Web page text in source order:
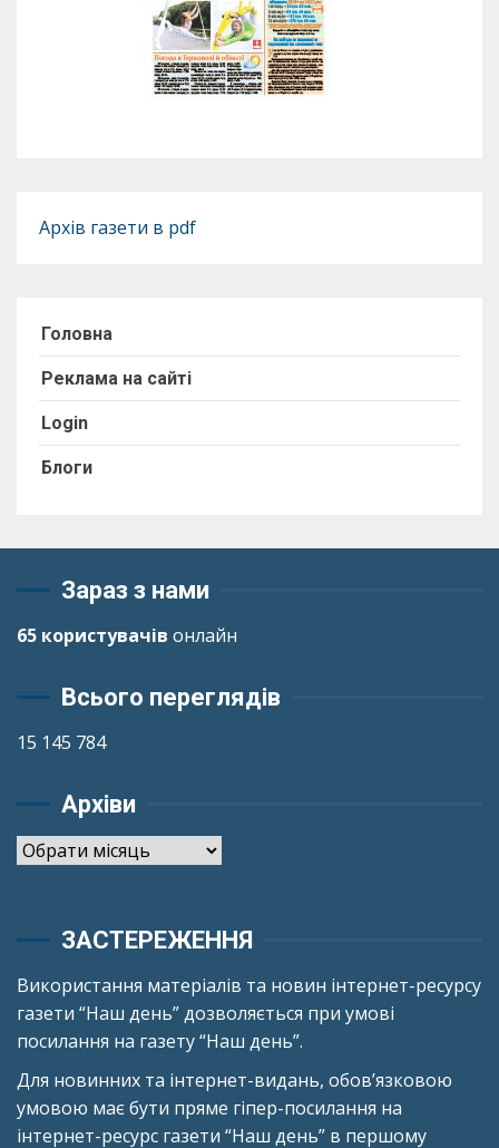
Архів газети в pdf
Головна
Реклама на сайті
Login
Блоги
Зараз з нами
65 користувачів онлайн
Всього переглядів
15 145 784
Архіви
Архіви
ЗАСТЕРЕЖЕННЯ
Використання матеріалів та новин інтернет-ресурсу
газети “Наш день” дозволяється при умові
посилання на газету “Наш день”.
Для новинних та інтернет-видань, обов’язковою
умовою має бути пряме гіпер-посилання на
інтернет-ресурс газети “Наш день” в першому